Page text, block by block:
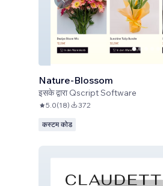
Nature-Blossom
इसके द्वारा Qscript Software
5.0(18) 372
कस्टम कोड